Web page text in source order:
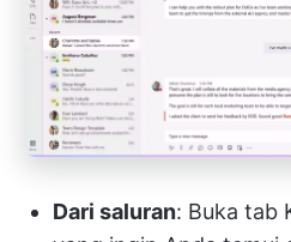
Dari saluran: Buka tab